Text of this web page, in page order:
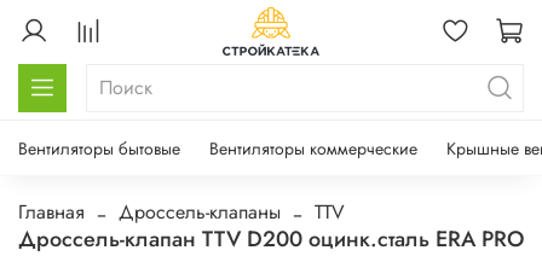
Вентиляторы бытовые Вентиляторы коммерческие Крышные
Главная Дроссель-клапаны TTV
Дроссель-клапан TTV D200 оцинк.сталь ERA PRO